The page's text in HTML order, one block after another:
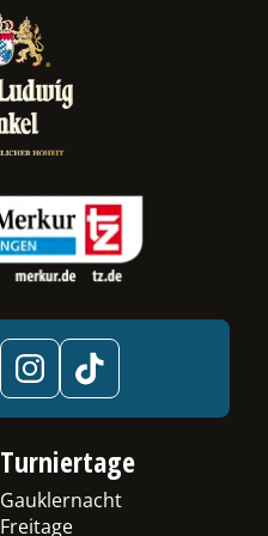
Turniertage
Gauklernacht
Freitage